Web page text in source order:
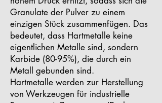
Granulate der Pulver zu einem
einzigen Stück zusammenfügen. Das
bedeutet, dass Hartmetalle keine
eigentlichen Metalle sind, sondern
Karbide (80-95%), die durch ein
Metall gebunden sind.
Hartmetalle werden zur Herstellung
von Werkzeugen für industrielle